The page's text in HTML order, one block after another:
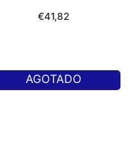
€41,82
AGOTADO